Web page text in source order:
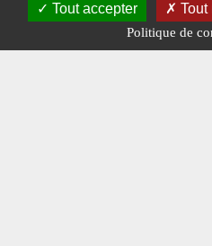
#L'ACTUALITÉ DU POIDS LOURDS
Tout accepter Tout
Politique de